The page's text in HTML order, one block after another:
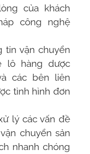
của khách
công nghệ
tin vận chuyển
lô hàng dược
các bên liên
tình hình đơn
lý các vấn đề
chuyển sản
nhanh chóng